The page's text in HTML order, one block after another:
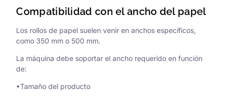
Compatibilidad con el ancho del papel
Los rollos de papel suelen venir en anchos específicos,
como 350 mm o 500 mm.
La máquina debe soportar el ancho requerido en función
de:
•Tamaño del producto